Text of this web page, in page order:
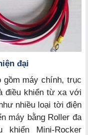
đại
gồm máy chính, trục
điều khiển từ xa với
nhiều loại tời điện
máy bằng Roller đa
Mini-Rocker